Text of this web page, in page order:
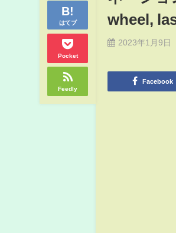
はてブ
Pocket
Feedly
wheel,
2023年1月9日
Facebook